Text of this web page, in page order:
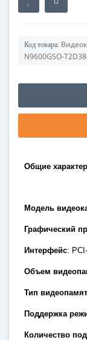
Код товара:
N9600GSO-
Общие
Модель
Графический
Интерфейс:
Объем
Тип
Поддержка
Количество